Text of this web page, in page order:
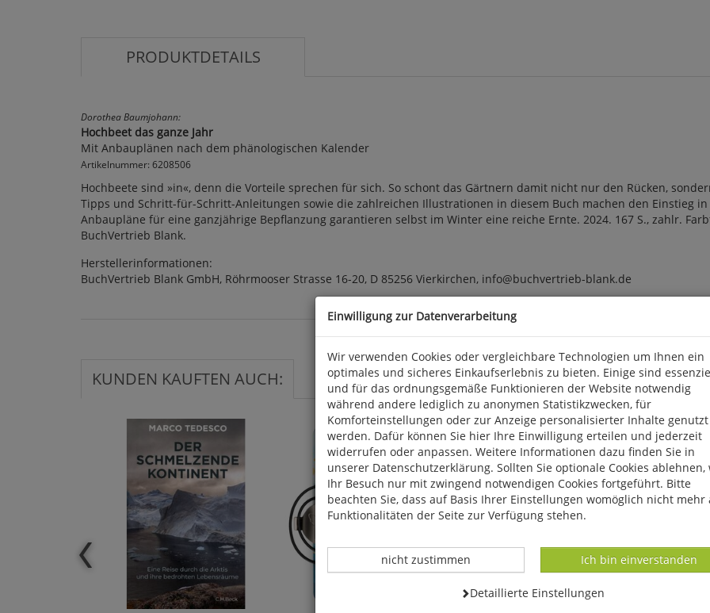
PRODUKTDETAILS
Dorothea Baumjohann:
Hochbeet das ganze Jahr
Mit Anbauplänen nach dem phänologischen Kalender
Artikelnummer: 6208506
Hochbeete sind »in«, denn die Vorteile sprechen für sich. So schont das Gärtnern damit nicht nur den Rücken,
Tipps und Schritt-für-Schritt-Anleitungen sowie die zahlreichen Illustrationen in diesem Buch machen den Einstieg
Anbaupläne für eine ganzjährige Bepflanzung garantieren selbst im Winter eine reiche Ernte. 2024. 167 S., zahlr.
BuchVertrieb Blank.
Herstellerinformationen:
BuchVertrieb Blank GmbH, Röhrmooser Strasse 16-20, D 85256 Vierkirchen, info@buchvertrieb-blank.de
KUNDEN KAUFTEN AUCH:
Einwilligung zur Datenverarbeitung
Wir verwenden Cookies oder vergleichbare Technologien um Ihnen ein
optimales und sicheres Einkaufserlebnis zu bieten. Einige sind
und für das ordnungsgemäße Funktionieren der Website notwendig
während andere lediglich zu anonymen Statistikzwecken, für
Komforteinstellungen oder zur Anzeige personalisierter Inhalte genutzt
werden. Dafür können Sie hier Ihre Einwilligung erteilen und jederzeit
widerrufen oder anpassen. Weitere Informationen dazu finden Sie in
unserer Datenschutzerklärung. Sollten Sie optionale Cookies ablehnen,
Ihr Besuch nur mit zwingend notwendigen Cookies fortgeführt. Bitte
beachten Sie, dass auf Basis Ihrer Einstellungen womöglich nicht mehr
Funktionalitäten der Seite zur Verfügung stehen.
Datenverarbeitung -
Ich bin einverstanden
Datenverarbeitung -
nicht zustimmen
Datenverarbeitung -
Detaillierte Einstellungen